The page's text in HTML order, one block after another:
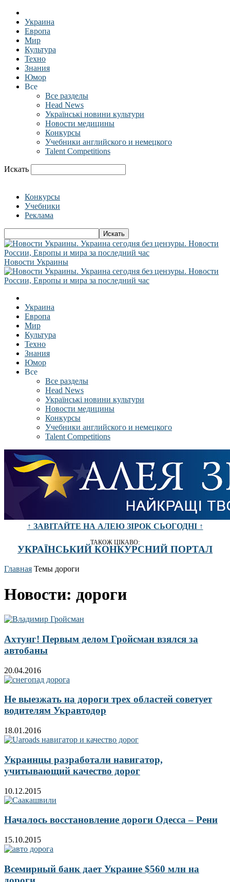
Украина
Европа
Мир
Культура
Техно
Знания
Юмор
Все
Все разделы
Head News
Українські новини культури
Новости медицины
Конкурсы
Учебники английского и немецкого
Talent Competitions
Искать
Конкурсы
Учебники
Реклама
Новости Украины
Украина
Европа
Мир
Культура
Техно
Знания
Юмор
Все
Все разделы
Head News
Українські новини культури
Новости медицины
Конкурсы
Учебники английского и немецкого
Talent Competitions
↑ ЗАВІТАЙТЕ НА АЛЕЮ ЗІРОК СЬОГОДНІ ↑
ТАКОЖ ЦІКАВО:
УКРАЇНСЬКИЙ КОНКУРСНИЙ ПОРТАЛ
Главная Темы дороги
Новости: дороги
Ахтунг! Первым делом Гройсман взялся за
автобаны
20.04.2016
Не выезжать на дороги трех областей советует
водителям Укравтодор
18.01.2016
Украинцы разработали навигатор,
учитывающий качество дорог
10.12.2015
Началось восстановление дороги Одесса – Рени
15.10.2015
Всемирный банк дает Украине $560 млн на